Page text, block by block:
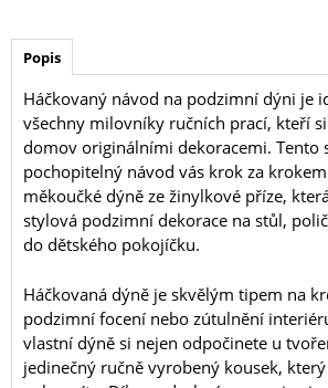
Popis
Háčkovaný návod na podzimní dýni je
všechny milovníky ručních prací, kteří
domov originálními dekoracemi. Tento
pochopitelný návod vás krok za
měkoučké dýně ze žinylkové příze,
stylová podzimní dekorace na stůl,
do dětského pokojíčku.
Háčkovaná dýně je skvělým tipem na
podzimní focení nebo zútulnění
vlastní dýně si nejen odpočinete u
jedinečný ručně vyrobený kousek,